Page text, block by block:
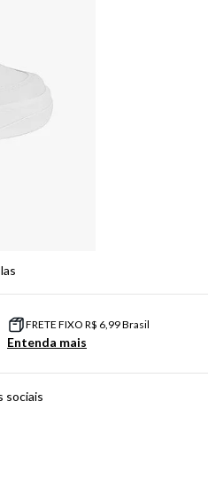
FRETE FIXO R$ 6,99 Brasil
Entenda mais
sociais